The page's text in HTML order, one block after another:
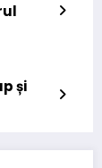
și